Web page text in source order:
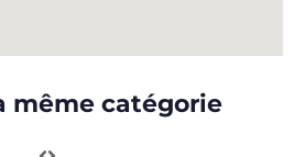
même catégorie